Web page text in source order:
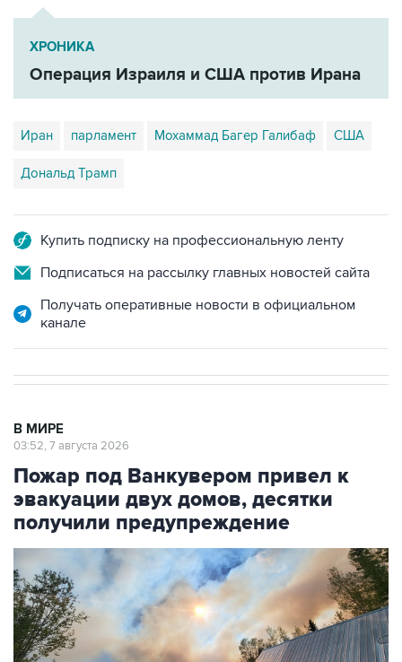
ХРОНИКА
Операция Израиля и США против Ирана
Иран парламент Мохаммад Багер Галибаф США
Дональд Трамп
Купить подписку на профессиональную ленту
Подписаться на рассылку главных новостей сайта
Получать оперативные новости в официальном
канале
В МИРЕ
03:52, 7 августа 2026
Пожар под Ванкувером привел к
эвакуации двух домов, десятки
получили предупреждение